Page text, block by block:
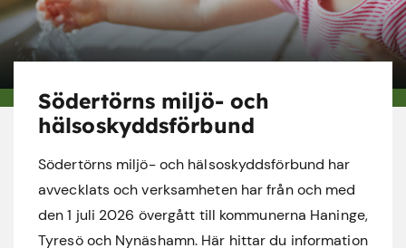
Södertörns miljö- och
hälsoskyddsförbund
Södertörns miljö- och hälsoskyddsförbund har
avvecklats och verksamheten har från och med
den 1 juli 2026 övergått till kommunerna Haninge,
Tyresö och Nynäshamn. Här hittar du information